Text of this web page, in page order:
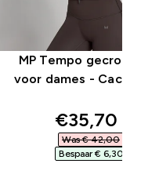
MP Tempo gecropt
voor dames -
€35,70‎
Was € 42,00‎
Bespaar € 6,30‎